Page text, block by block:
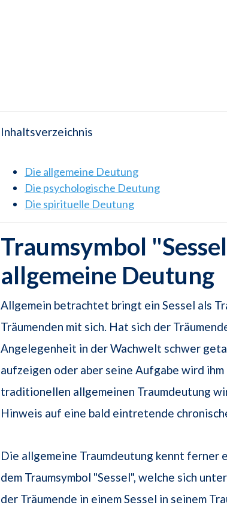
Inhaltsverzeichnis
Die allgemeine Deutung
Die psychologische Deutung
Die spirituelle Deutung
Traumsymbol
allgemeine Deutung
Allgemein betrachtet bringt ein Sessel als
Träumenden mit sich. Hat sich der
Angelegenheit in der Wachwelt schwer
aufzeigen oder aber seine Aufgabe wird
traditionellen allgemeinen Traumdeutung
Hinweis auf eine bald eintretende
Die allgemeine Traumdeutung kennt ferner
dem Traumsymbol "Sessel", welche sich
der Träumende in einem Sessel in seinem